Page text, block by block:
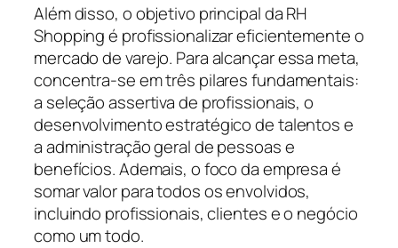
Além disso, o objetivo principal da RH
Shopping é profissionalizar eficientemente o
mercado de varejo. Para alcançar essa meta,
concentra-se em três pilares fundamentais:
a seleção assertiva de profissionais, o
desenvolvimento estratégico de talentos e
a administração geral de pessoas e
benefícios. Ademais, o foco da empresa é
somar valor para todos os envolvidos,
incluindo profissionais, clientes e o negócio
como um todo.